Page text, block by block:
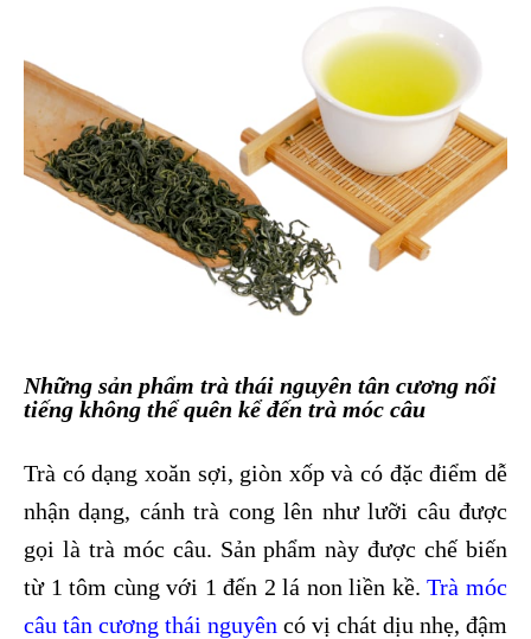
Những sản phẩm trà thái nguyên tân cương nổi
tiếng không thể quên kể đến trà móc câu
Trà có dạng xoăn sợi, giòn xốp và có đặc điểm dễ
nhận dạng, cánh trà cong lên như lưỡi câu được
gọi là trà móc câu. Sản phẩm này được chế biến
từ 1 tôm cùng với 1 đến 2 lá non liền kề.Trà móc
câu tân cương thái nguyên có vị chát dịu nhẹ, đậm